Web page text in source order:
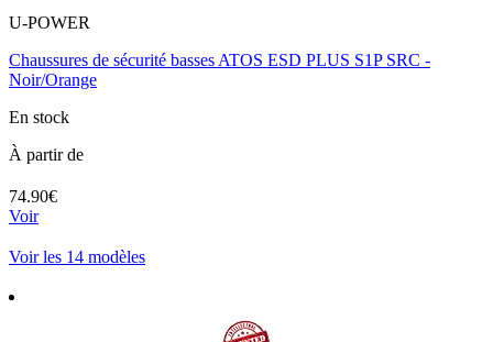
U-POWER
Chaussures de sécurité basses ATOS ESD PLUS S1P SRC -
Noir/Orange
En stock
À partir de
74.90€
Voir
Voir les 14 modèles